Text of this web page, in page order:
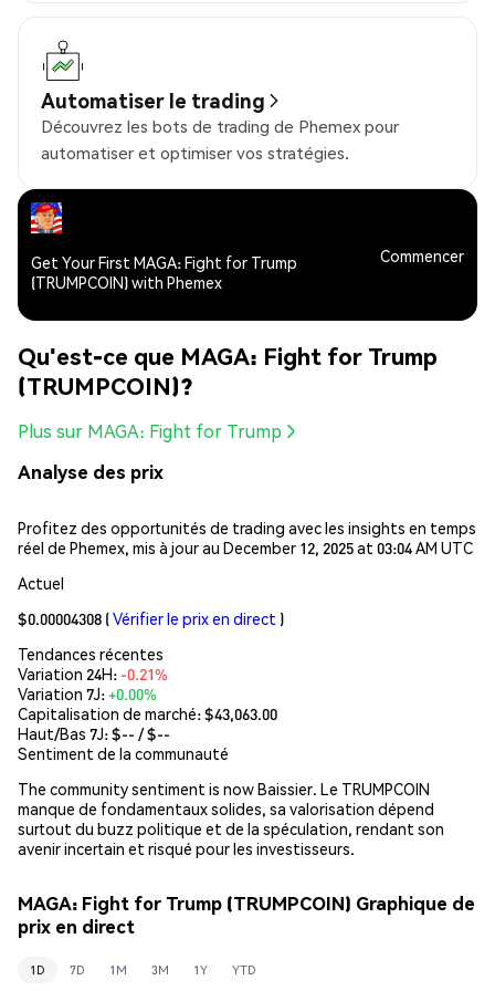
Automatiser le trading
Découvrez les bots de trading de Phemex pour
automatiser et optimiser vos stratégies.
Get Your First MAGA: Fight for Trump
(TRUMPCOIN) with Phemex
Commencer
Qu'est-ce que MAGA: Fight for Trump
(TRUMPCOIN)?
Plus sur MAGA: Fight for Trump
Analyse des prix
Profitez des opportunités de trading avec les insights en temps
réel de Phemex, mis à jour au December 12, 2025 at 03:04 AM UTC
Actuel
$0.00004308 (Vérifier le prix en direct )
Tendances récentes
Variation 24H: -0.21%
Variation 7J:+0.00%
Capitalisation de marché:$43,063.00
Haut/Bas 7J: $-- / $--
Sentiment de la communauté
The community sentiment is now Baissier. Le TRUMPCOIN
manque de fondamentaux solides, sa valorisation dépend
surtout du buzz politique et de la spéculation, rendant son
avenir incertain et risqué pour les investisseurs.
MAGA: Fight for Trump (TRUMPCOIN) Graphique de
prix en direct
1D 7D 1M 3M 1Y YTD